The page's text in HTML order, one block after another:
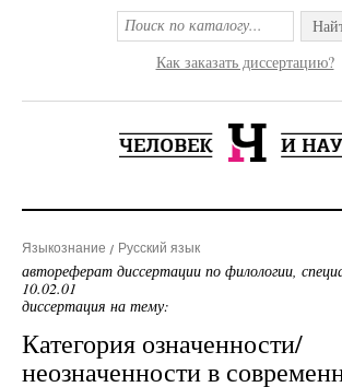
Как заказать диссертацию?
Языкознание Русский язык
автореферат диссертации по филологии,
10.02.01
диссертация на тему:
Категория означенности/
неозначенности в